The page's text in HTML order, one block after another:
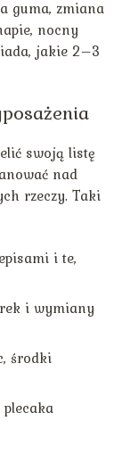
guma, zmiana
nocny
jakie 2–3
swoją listę
nad
rzeczy. Taki
i te,
i wymiany
środki